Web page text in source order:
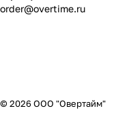
order@overtime.ru
© 2026 ООО "Овертайм"